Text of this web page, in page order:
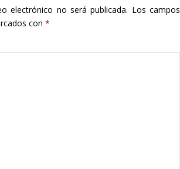
electrónico no será publicada. Los campos
con *